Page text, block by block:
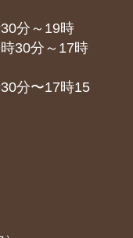
分～19時
～17時
分〜17時15